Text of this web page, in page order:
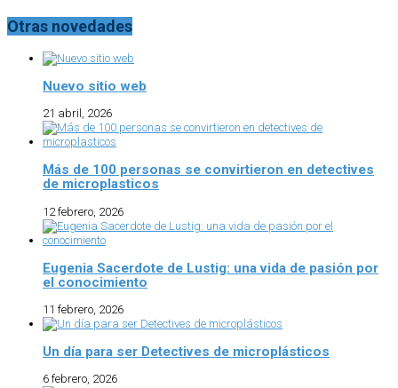
Otras novedades
Nuevo sitio web
21 abril, 2026
Más de 100 personas se convirtieron en detectives
de microplasticos
12 febrero, 2026
Eugenia Sacerdote de Lustig: una vida de pasión por
el conocimiento
11 febrero, 2026
Un día para ser Detectives de microplásticos
6 febrero, 2026